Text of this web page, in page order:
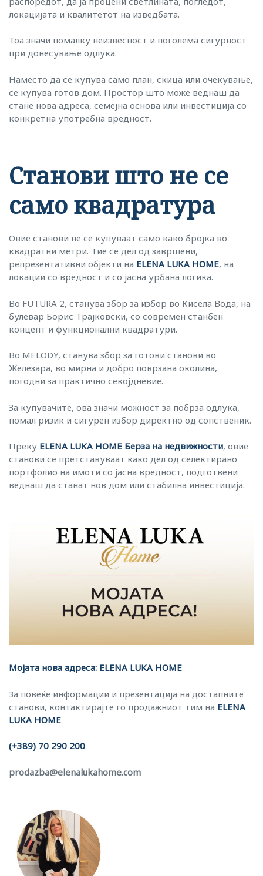
локацијата и квалитетот на изведбата.
Тоа значи помалку неизвесност и поголема сигурност
при донесување одлука.
Наместо да се купува само план, скица или очекување,
се купува готов дом. Простор што може веднаш да
стане нова адреса, семејна основа или инвестиција со
конкретна употребна вредност.
Станови што не се
само квадратура
Овие станови не се купуваат само како бројка во
квадратни метри. Тие се дел од завршени,
репрезентативни објекти на ELENA LUKA HOME, на
локации со вредност и со јасна урбана логика.
Во FUTURA 2, станува збор за избор во Кисела Вода, на
булевар Борис Трајковски, со современ станбен
концепт и функционални квадратури.
Во MELODY, станува збор за готови станови во
Железара, во мирна и добро поврзана околина,
погодни за практично секојдневие.
За купувачите, ова значи можност за побрза одлука,
помал ризик и сигурен избор директно од сопственик.
Преку ELENA LUKA HOME Берза на недвижности, овие
станови се претставуваат како дел од селектирано
портфолио на имоти со јасна вредност, подготвени
веднаш да станат нов дом или стабилна инвестиција.
Мојата нова адреса: ELENA LUKA HOME
За повеќе информации и презентација на достапните
станови, контактирајте го продажниот тим на ELENA
LUKA HOME.
(+389) 70 290 200
prodazba@elenalukahome.com